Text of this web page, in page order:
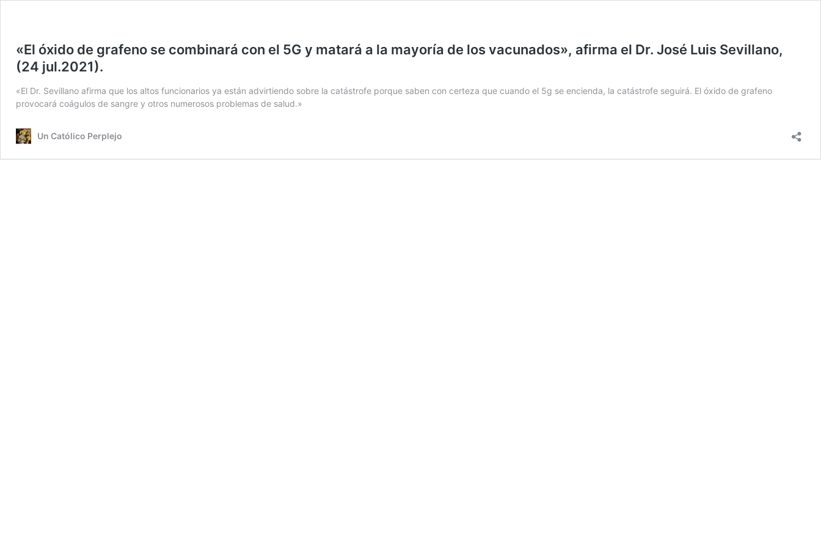
«El óxido de grafeno se combinará con el 5G y matará a la mayoría de los vacunados», afirma el Dr. José Luis Sevillano,
(24 jul.2021).
«El Dr. Sevillano afirma que los altos funcionarios ya están advirtiendo sobre la catástrofe porque saben con certeza que cuando el 5g se encienda, la catástrofe seguirá. El óxido de grafeno
provocará coágulos de sangre y otros numerosos problemas de salud.»
Un Católico Perplejo